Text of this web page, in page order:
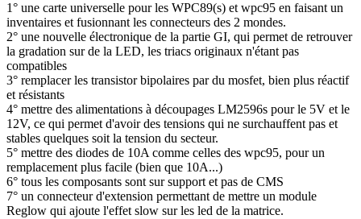
1° une carte universelle pour les WPC89(s) et wpc95 en faisant un
inventaires et fusionnant les connecteurs des 2 mondes.
2° une nouvelle électronique de la partie GI, qui permet de retrouver
la gradation sur de la LED, les triacs originaux n'étant pas
compatibles
3° remplacer les transistor bipolaires par du mosfet, bien plus réactif
et résistants
4° mettre des alimentations à découpages LM2596s pour le 5V et le
12V, ce qui permet d'avoir des tensions qui ne surchauffent pas et
stables quelques soit la tension du secteur.
5° mettre des diodes de 10A comme celles des wpc95, pour un
remplacement plus facile (bien que 10A...)
6° tous les composants sont sur support et pas de CMS
7° un connecteur d'extension permettant de mettre un module
Reglow qui ajoute l'effet slow sur les led de la matrice.